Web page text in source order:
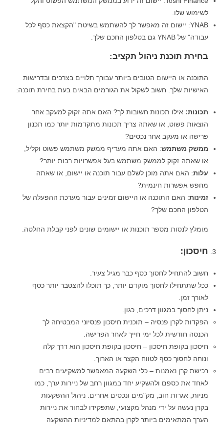
לשימוש שלו.
YNAB: יישום זה מאפשר לך להשתמש בשיטת "הקצאת כסף לכל
עבודה" של YNAB גם בטלפון החכם שלך.
בחירת תוכנת ניהול תקציב:
התוכנה או היישום הטובים ביותר עבורך תלויים בצרכים ובדרישות
האישיות שלך. חשוב לשקול את הגורמים הבאים בעת בחירת תוכנה:
תכונות: אילו תכונות חשובות לך? האם אתה זקוק למעקב אחר
הוצאות פשוט, או שאתה צריך תכונות מתקדמות יותר כמו תכנון
פרישה או מעקב אחר נכסים?
ממשק משתמש: האם אתה מעדיף ממשק משתמש פשוט וקליל,
או שאתה זקוק לממשק משתמש בעל אפשרויות רבות יותר?
עלות: האם אתה מוכן לשלם עבור תוכנה או יישום, או שאתה
מחפש אפשרות חינמית?
זמינות: האם התוכנה או היישום זמינים עבור מערכת ההפעלה של
הטלפון החכם שלך?
מומלץ לנסות מספר תוכנות או יישומים שונים לפני קבלת החלטה.
חיסכון:
חשוב להתחיל לחסוך כסף כבר מגיל צעיר.
ככל שתתחילו לחסוך מוקדם יותר, כך תוכלו להצטבר יותר כסף
לאורך זמן.
ניתן לחסוך במגוון דרכים, כגון:
הפקדות לקרן פנסיה – תוכנית חיסכון פנסיוני המבטיחה לך
הכנסה חודשית לכל ימי חייך לאחר הפרישה.
חיסכון בקופת חיסכון – חיסכון בקופת חיסכון הוא דרך קלה
ונוחה לחסוך כסף לטווח הקצר או הארוך.
רכישת קרן נאמנות – כלי השקעה המאפשר למשקיעים רבים
לאחד את כספם ולהשקיע יחד במגוון רחב של ניירות ערך, כמו
מניות, אגרות חוב, מק"מים ונכסים אחרים. ניהול ההשקעות
בקרן נעשה על ידי מנהל מקצועי, שתפקידו לבחור את ניירות
הערך המתאימים ביותר לקרן בהתאם למדיניות ההשקעה